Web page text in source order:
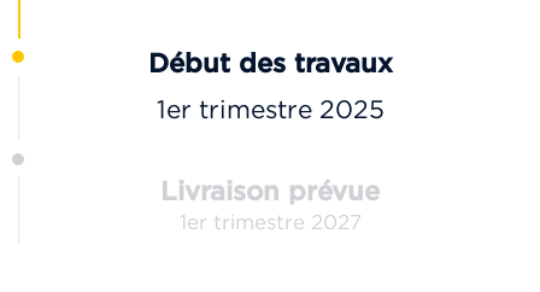
Début des travaux
1er trimestre 2025
Livraison prévue
1er trimestre 2027